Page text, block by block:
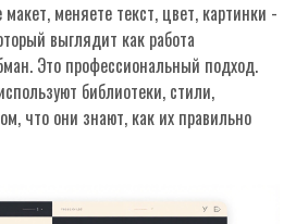
меняете текст, цвет, картинки -
выглядит как работа
Это профессиональный подход.
библиотеки, стили,
что они знают, как их правильно